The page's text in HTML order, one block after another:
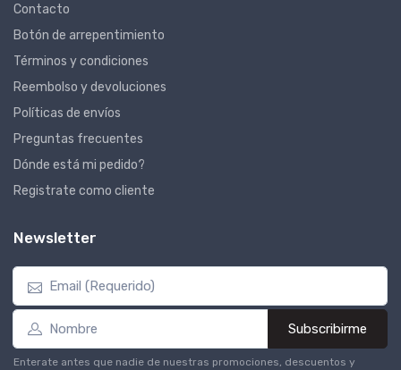
Contacto
Botón de arrepentimiento
Términos y condiciones
Reembolso y devoluciones
Políticas de envíos
Preguntas frecuentes
Dónde está mi pedido?
Registrate como cliente
Newsletter
Subscribirme
Enterate antes que nadie de nuestras promociones, descuentos y